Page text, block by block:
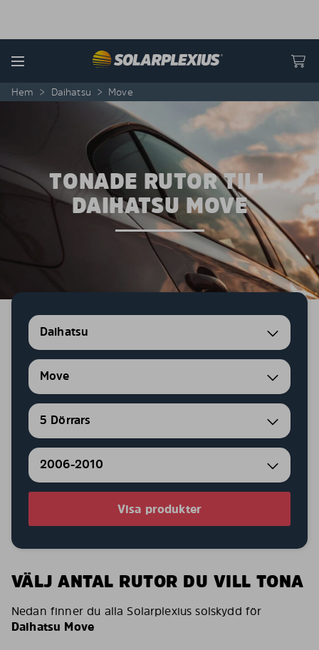
Menu
Hem > Daihatsu > Move
TONADE RUTOR TILL
DAIHATSU MOVE
Daihatsu
Move
5 Dörrars
2006-2010
Visa produkter
VÄLJ ANTAL RUTOR DU VILL TONA
Nedan finner du alla Solarplexius solskydd för
Daihatsu Move